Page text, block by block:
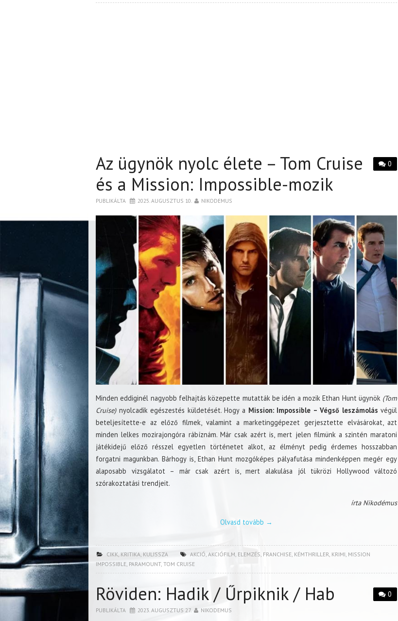
0
Az ügynök nyolc élete – Tom Cruise
és a Mission: Impossible-mozik
PUBLIKÁLTA 2025. AUGUSZTUS 10. NIKODEMUS
Minden eddiginél nagyobb felhajtás közepette mutatták be idén a mozik Ethan Hunt ügynök (Tom
Cruise)nyolcadik egészestés küldetését. Hogy a Mission: Impossible – Végső leszámolás végül
beteljesítette-e az előző filmek, valamint a marketinggépezet gerjesztette elvásárokat, azt
minden lelkes mozirajongóra rábíznám. Már csak azért is, mert jelen filmünk a szintén maratoni
játékidejű előző résszel egyetlen történetet alkot, az élményt pedig érdemes hosszabban
forgatni magunkban. Bárhogy is, Ethan Hunt mozgóképes pályafutása mindenképpen megér egy
alaposabb vizsgálatot – már csak azért is, mert alakulása jól tükrözi Hollywood változó
szórakoztatási trendjeit.
írta Nikodémus
Olvasd tovább →
CIKK, KRITIKA, KULISSZA AKCIÓ, AKCIÓFILM, ELEMZÉS, FRANCHISE, KÉMTHRILLER, KRIMI, MISSION
IMPOSSIBLE, PARAMOUNT, TOM CRUISE
0
Röviden: Hadik / Űrpiknik / Hab
PUBLIKÁLTA 2023. AUGUSZTUS 27. NIKODEMUS